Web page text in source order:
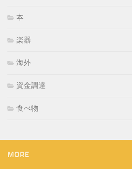
本
楽器
海外
資金調達
食べ物
MORE